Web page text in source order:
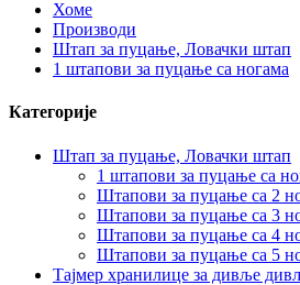
Хоме
Производи
Штап за пуцање, Ловачки штап
1 штапови за пуцање са ногама
Категорије
Штап за пуцање, Ловачки штап
1 штапови за пуцање са
Штапови за пуцање са 2
Штапови за пуцање са 3
Штапови за пуцање са 4
Штапови за пуцање са 5
Тајмер хранилице за дивље